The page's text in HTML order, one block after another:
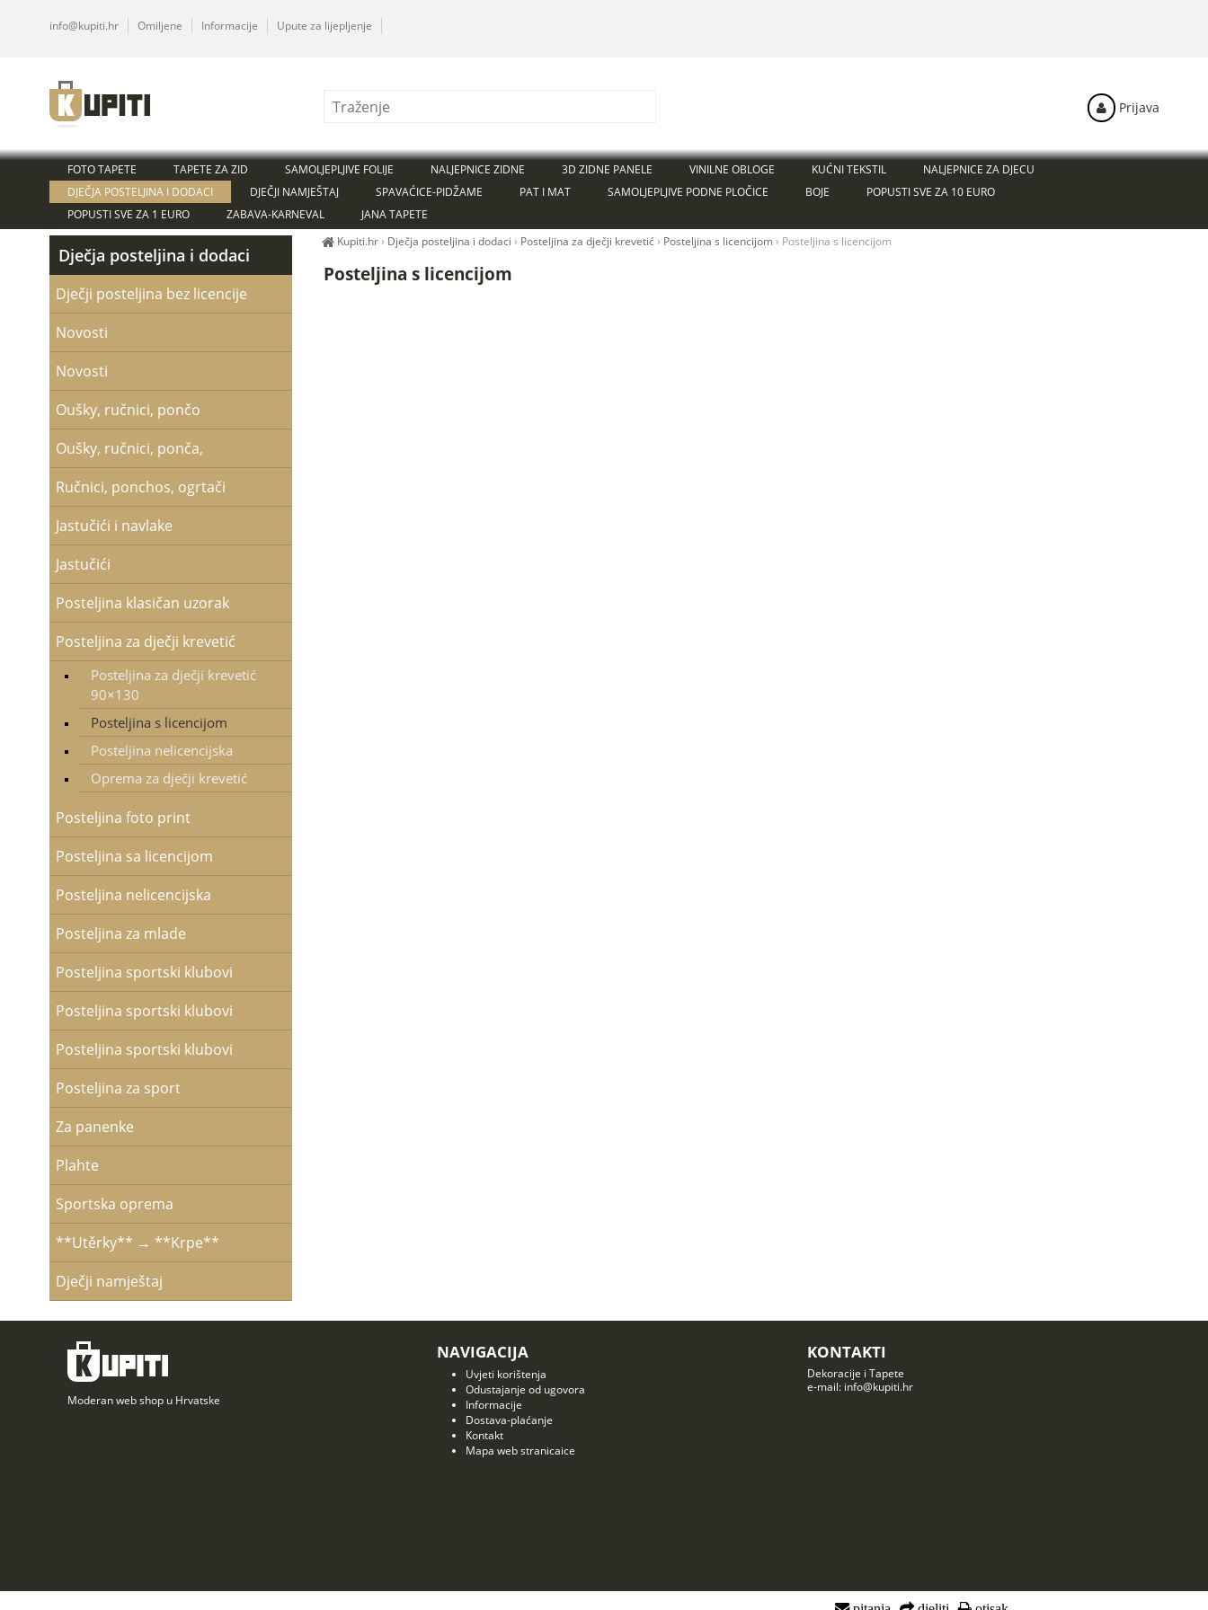
Posteljina s licencijom
Dječja posteljina i dodaci
Dječji posteljina bez licencije
Novosti
Novosti
Oušky, ručnici, pončo
Oušky, ručnici, ponča,
Ručnici, ponchos, ogrtači
Jastučići i navlake
Jastučići
Posteljina klasičan uzorak
Posteljina za dječji krevetić
Posteljina za dječji krevetić
90×130
Posteljina s licencijom
Posteljina nelicencijska
Oprema za dječji krevetić
Posteljina foto print
Posteljina sa licencijom
Posteljina nelicencijska
Posteljina za mlade
Posteljina sportski klubovi
Posteljina sportski klubovi
Posteljina sportski klubovi
Posteljina za sport
Za panenke
Plahte
Sportska oprema
**Utěrky** → **Krpe**
Dječji namještaj
FOTO TAPETE TAPETE ZA ZID SAMOLJEPLJIVE FOLIJE NALJEPNICE ZIDNE 3D ZIDNE PANELE VINILNE OBLOGE KUĆNI TEKSTIL
NALJEPNICE ZA DJECU
DJEČJA POSTELJINA I DODACI
DJEČJI NAMJEŠTAJ SPAVAĆICE-PIDŽAME PAT I MAT SAMOLJEPLJIVE PODNE PLOČICE BOJE
POPUSTI SVE ZA 10 EURO
POPUSTI SVE ZA 1 EURO
ZABAVA-KARNEVAL JANA TAPETE
Kupiti.hr› Dječja posteljina i dodaci › Posteljina za dječji krevetić › Posteljina s licencijom › Posteljina s licencijom
info@kupiti.hr Omiljene Informacije Upute za lijepljenje
Prijava
Moderan web shop u Hrvatske
NAVIGACIJA
Uvjeti korištenja
Odustajanje od ugovora
Informacije
Dostava-plaćanje
Kontakt
Mapa web stranicaice
KONTAKTI
Dekoracije i Tapete
e-mail: info@kupiti.hr